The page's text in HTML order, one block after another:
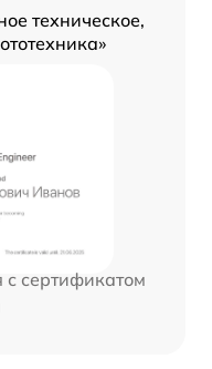
техническое,
сертификатом